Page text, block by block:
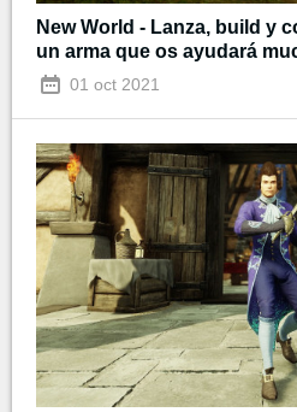
New World - Lanza, build y
un arma que os ayudará
01 oct 2021